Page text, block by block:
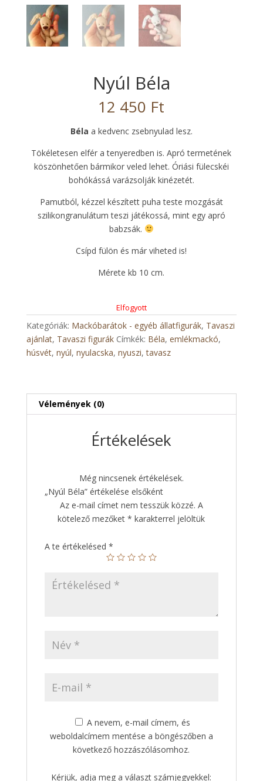
Nyúl Béla
12 450 Ft
Béla a kedvenc zsebnyulad lesz.
Tökéletesen elfér a tenyeredben is. Apró termetének
köszönhetően bármikor veled lehet. Óriási fülecskéi
bohókássá varázsolják kinézetét.
Pamutból, kézzel készített puha teste mozgását
szilikongranulátum teszi játékossá, mint egy apró
babzsák.
Csípd fülön és már viheted is!
Mérete kb 10 cm.
Elfogyott
Kategóriák: Mackóbarátok - egyéb állatfigurák, Tavaszi
ajánlat, Tavaszi figurák Címkék: Béla, emlékmackó,
húsvét, nyúl, nyulacska, nyuszi,tavasz
Vélemények (0)
Értékelések
Még nincsenek értékelések.
„Nyúl Béla” értékelése elsőként
Az e-mail címet nem tesszük közzé. A
kötelező mezőket* karakterrel jelöltük
A te értékelésed *
A nevem, e-mail címem, és
weboldalcímem mentése a böngészőben a
következő hozzászólásomhoz.
Kérjük, adja meg a választ számjegyekkel: